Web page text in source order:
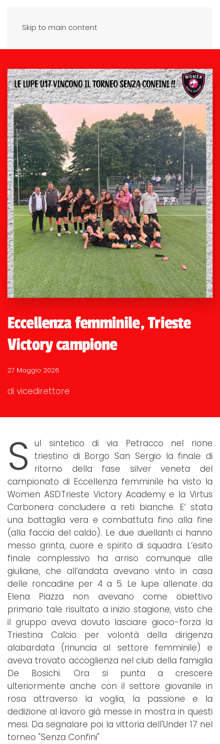
Skip to main content
Eccellenza femminile, Trieste
Victory campione
27 Maggio 2026
di vicedirettore
S ul sintetico di via Petracco nel rione
triestino di Borgo San Sergio la finale di
ritorno della fase silver veneta del
campionato di Eccellenza femminile ha visto la
Women ASDTrieste Victory Academy e la Virtus
Carbonera concludere a reti bianche. E’ stata
una battaglia vera e combattuta fino alla fine
(alla faccia del caldo). Le due duellanti ci hanno
messo grinta, cuore e spirito di squadra. L’esito
finale complessivo ha arriso comunque alle
giuliane, che all’andata avevano vinto in casa
delle roncadine per 4 a 5. Le lupe allenate da
Elena Piazza non avevano come obiettivo
primario tale risultato a inizio stagione, visto che
il gruppo aveva dovuto lasciare gioco-forza la
Triestina Calcio per volontà della dirigenza
alabardata (rinuncia al settore femminile) e
aveva trovato accoglienza nel club della famiglia
De Bosichi. Ora si punta a crescere
ulteriormente anche con il settore giovanile in
rosa attraverso la voglia, la passione e la
dedizione al lavoro già messe in mostra in questi
mesi. Da segnalare poi la vittoria dell'Under 17 nel
torneo "Senza Confini"